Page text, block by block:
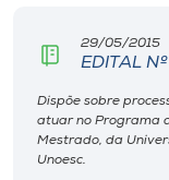
Museu
29/05/2015
EDITAL
Dispõe sobre
atuar no Programa
Mestrado, da
Unoesc.